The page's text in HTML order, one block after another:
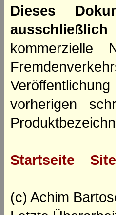
Dieses
kommerzielle
vorherigen
Startseite
(c) Achim